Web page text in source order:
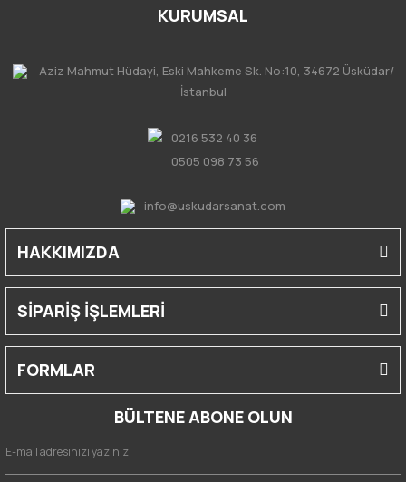
KURUMSAL
Aziz Mahmut Hüdayi, Eski Mahkeme Sk. No:10, 34672 Üsküdar/
İstanbul
0216 532 40 36
0505 098 73 56
info@uskudarsanat.com
HAKKIMIZDA
SİPARİŞ İŞLEMLERİ
FORMLAR
BÜLTENE ABONE OLUN